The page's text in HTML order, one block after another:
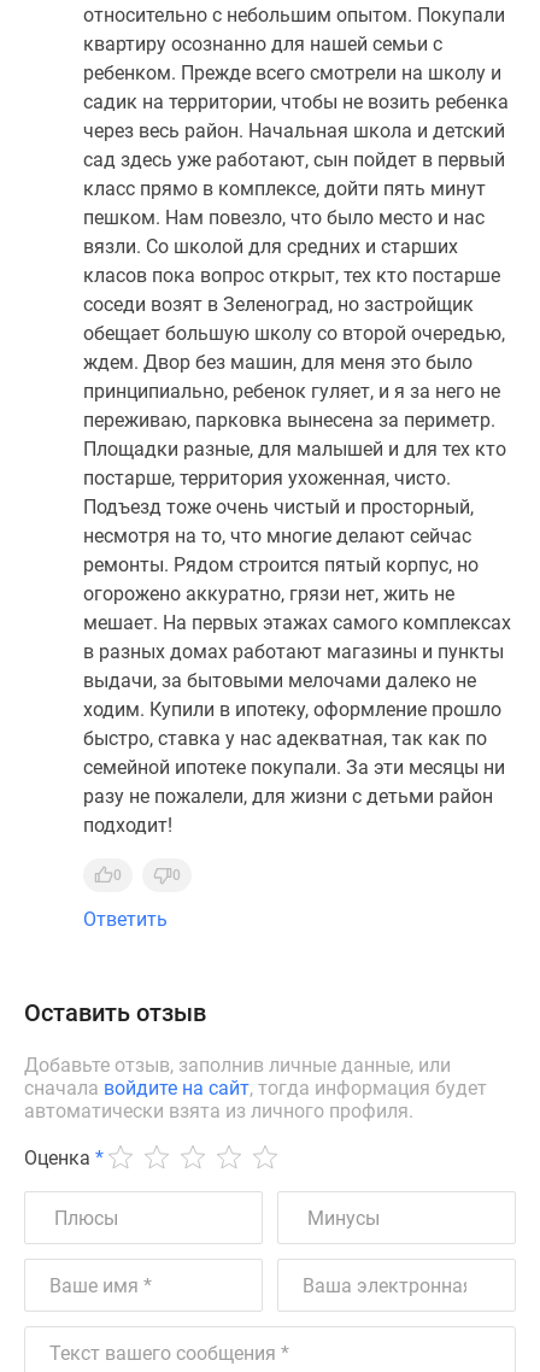
относительно с небольшим опытом. Покупали
квартиру осознанно для нашей семьи с
ребенком. Прежде всего смотрели на школу и
садик на территории, чтобы не возить ребенка
через весь район. Начальная школа и детский
сад здесь уже работают, сын пойдет в первый
класс прямо в комплексе, дойти пять минут
пешком. Нам повезло, что было место и нас
вязли. Со школой для средних и старших
класов пока вопрос открыт, тех кто постарше
соседи возят в Зеленоград, но застройщик
обещает большую школу со второй очередью,
ждем. Двор без машин, для меня это было
принципиально, ребенок гуляет, и я за него не
переживаю, парковка вынесена за периметр.
Площадки разные, для малышей и для тех кто
постарше, территория ухоженная, чисто.
Подъезд тоже очень чистый и просторный,
несмотря на то, что многие делают сейчас
ремонты. Рядом строится пятый корпус, но
огорожено аккуратно, грязи нет, жить не
мешает. На первых этажах самого комплексах
в разных домах работают магазины и пункты
выдачи, за бытовыми мелочами далеко не
ходим. Купили в ипотеку, оформление прошло
быстро, ставка у нас адекватная, так как по
семейной ипотеке покупали. За эти месяцы ни
разу не пожалели, для жизни с детьми район
подходит!
0 0
Ответить
Оставить отзыв
Добавьте отзыв, заполнив личные данные, или
сначала войдите на сайт, тогда информация будет
автоматически взята из личного профиля.
Оценка *